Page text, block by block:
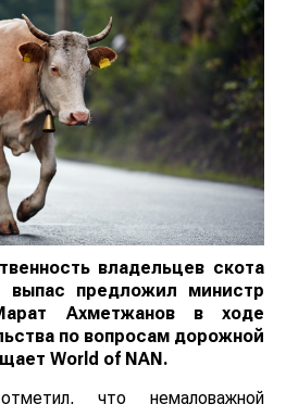
владельцев скота
выпас предложил министр
Ахметжанов в ходе
по вопросам дорожной
World of NAN.
что немаловажной